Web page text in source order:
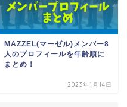
MAZZEL(マーゼル)メンバー8
人のプロフィールを年齢順に
まとめ！
2023年1月14日